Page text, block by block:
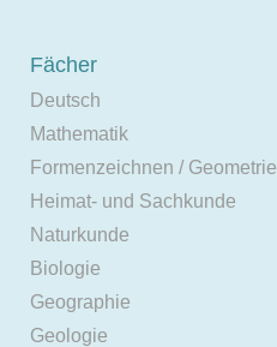
Fächer
Deutsch
Mathematik
Formenzeichnen / Geometrie
Heimat- und Sachkunde
Naturkunde
Biologie
Geographie
Geologie